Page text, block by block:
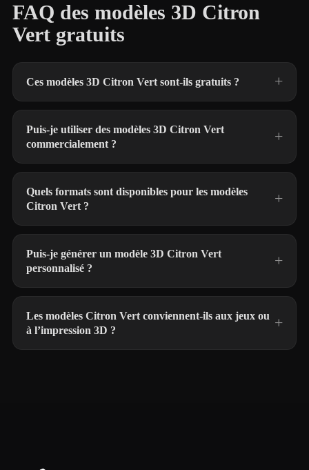
FAQ des modèles 3D Citron
Vert gratuits
Ces modèles 3D Citron Vert sont-ils gratuits ?
Puis-je utiliser des modèles 3D Citron Vert
commercialement ?
Quels formats sont disponibles pour les modèles
Citron Vert ?
Puis-je générer un modèle 3D Citron Vert
personnalisé ?
Les modèles Citron Vert conviennent-ils aux jeux ou
à l’impression 3D ?